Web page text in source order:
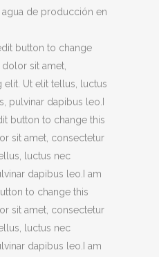
de producción en
button to change
sit amet,
Ut elit tellus, luctus
pulvinar dapibus leo.I
button to change this
sit amet, consectetur
luctus nec
dapibus leo.I am
to change this
sit amet, consectetur
luctus nec
dapibus leo.I am